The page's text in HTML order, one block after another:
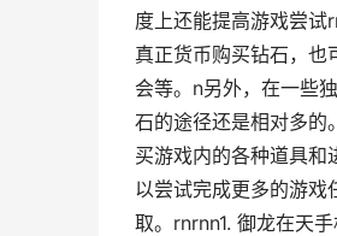
度上还能提高游戏尝试
真正货币购买钻石，也
会等。n另外，在一些
石的途径还是相对多的
买游戏内的各种道具和
以尝试完成更多的游戏
取。rnrnn1. 御龙在天